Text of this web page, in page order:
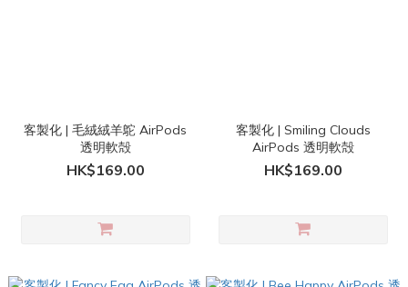
客製化 | 毛絨絨羊鴕 AirPods
透明軟殻
HK$169.00
客製化 | Smiling Clouds
AirPods 透明軟殻
HK$169.00